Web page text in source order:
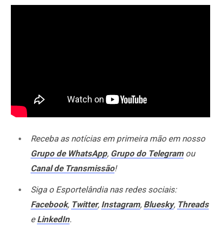
Receba as notícias em primeira mão em nosso
Grupo de WhatsApp, Grupo do Telegram ou
Canal de Transmissão!
Siga o Esportelândia nas redes sociais:
Facebook, Twitter, Instagram, Bluesky, Threads
e LinkedIn.